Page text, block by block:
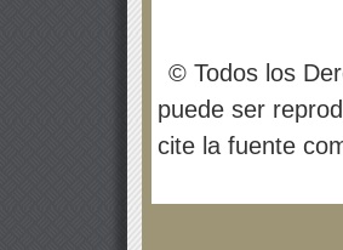
© Todos los
puede ser
cite la fuente